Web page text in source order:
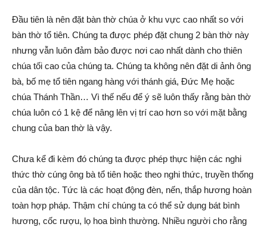
Đầu tiên là nên đặt bàn thờ chúa ở khu vực cao nhất so với
bàn thờ tổ tiên. Chúng ta được phép đặt chung 2 bàn thờ này
nhưng vẫn luôn đảm bảo được nơi cao nhất dành cho thiên
chúa tối cao của chúng ta. Chúng ta không nên đặt di ảnh ông
bà, bố mẹ tổ tiên ngang hàng với thánh giá, Đức Mẹ hoặc
chúa Thánh Thần… Vì thế nếu để ý sẽ luôn thấy rằng bàn thờ
chúa luôn có 1 kệ để nâng lên vị trí cao hơn so với mặt bằng
chung của ban thờ là vậy.
Chưa kể đi kèm đó chúng ta được phép thực hiện các nghi
thức thờ cúng ông bà tổ tiên hoặc theo nghi thức, truyền thống
của dân tộc. Tức là các hoạt động đèn, nến, thắp hương hoàn
toàn hợp pháp. Thậm chí chúng ta có thể sử dụng bát bình
hương, cốc rượu, lọ hoa bình thường. Nhiều người cho rằng